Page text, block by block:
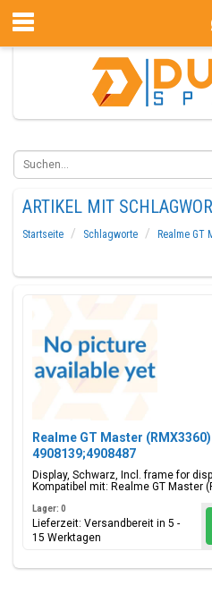
ARTIKEL MIT
Startseite Schlagworte
Realme GT
Realme GT Master
4908139;4908487
Display, Schwarz, Incl. frame for
Kompatibel mit: Realme GT Master
Lager: 0
Lieferzeit: Versandbereit in 5 -
15 Werktagen